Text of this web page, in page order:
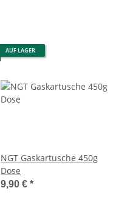
AUF LAGER
NGT Gaskartusche 450g
Dose
9,90 € *